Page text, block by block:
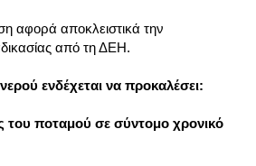
αφορά αποκλειστικά την
από τη ΔΕΗ.
ενδέχεται να προκαλέσει:
του ποταμού σε σύντομο χρονικό